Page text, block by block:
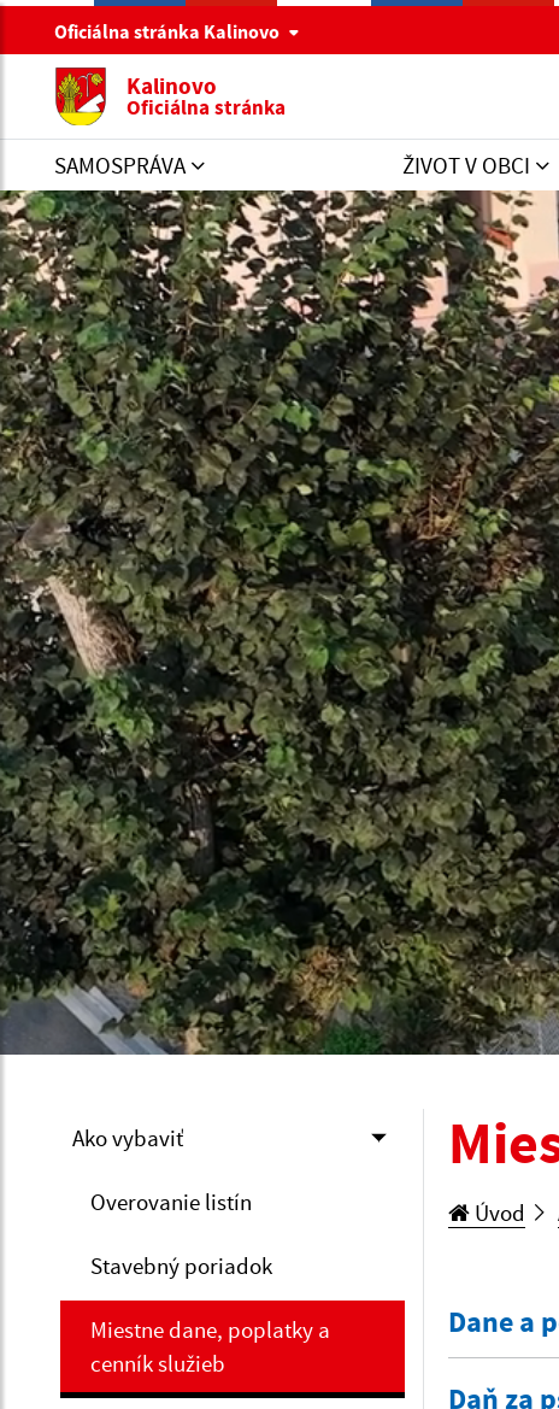
Oficiálna stránka Kalinovo
Kalinovo
Oficiálna stránka
SAMOSPRÁVA ŽIVOT V OBCI
Ako vybaviť
Overovanie listín
Stavebný poriadok
Miestne dane, poplatky a
cenník služieb
Úvod
Dane a
Daň za